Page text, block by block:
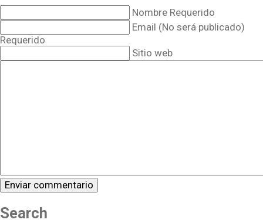
Nombre Requerido
Email (No será publicado)
Requerido
Sitio web
Search